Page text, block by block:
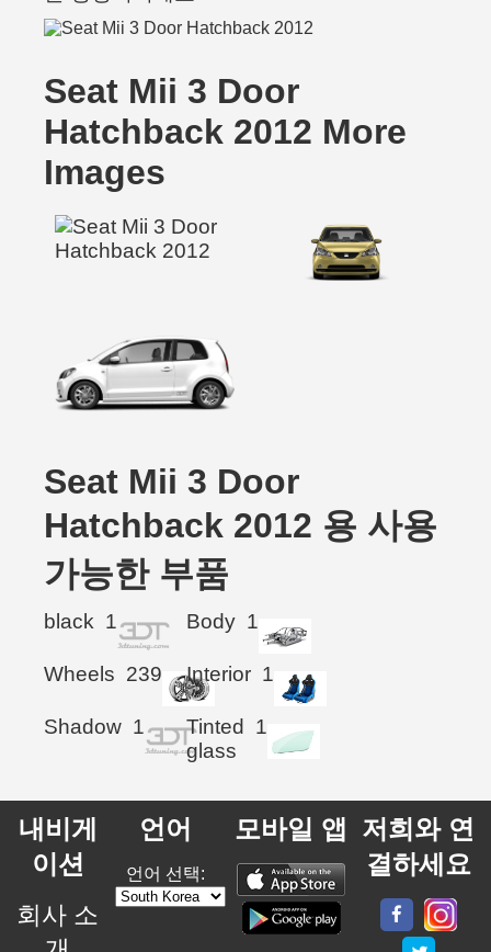
Seat Mii 3 Door
Hatchback 2012 More
Images
Seat Mii 3 Door
Hatchback 2012 용 사용
가능한 부품
black 1 Body 1
Wheels 239 Interior 1
Shadow 1
Tinted
glass
1
내비게
이션
회사 소
언어
언어 선택:
모바일 앱 저희와 연
결하세요